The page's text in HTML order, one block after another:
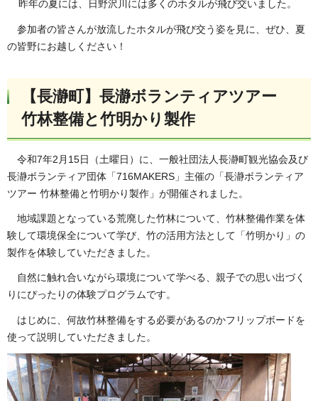
昨年の夏には、日野沢川には多くのホタルが飛び交いました。
参加者の皆さんが放流したホタルが飛び交う姿を見に、ぜひ、夏
の皆野にお越しください！
【長瀞町】長瀞ボランティアツアー
竹林整備と竹明かり製作
令和7年2月15日（土曜日）に、一般社団法人長瀞町観光協会及び
長瀞ボランティア団体「716MAKERS」主催の「長瀞ボランティア
ツアー 竹林整備と竹明かり製作」が開催されました。
地域課題となっている荒廃した竹林について、竹林整備作業を体
験して環境保全について学び、竹の活用方法として「竹明かり」の
製作を体験していただきました。
自然に触れ合いながら環境について学べる、親子での思い出づく
りにぴったりの体験プログラムです。
はじめに、何故竹林整備をする必要があるのかフリップボードを
使って説明していただきました。